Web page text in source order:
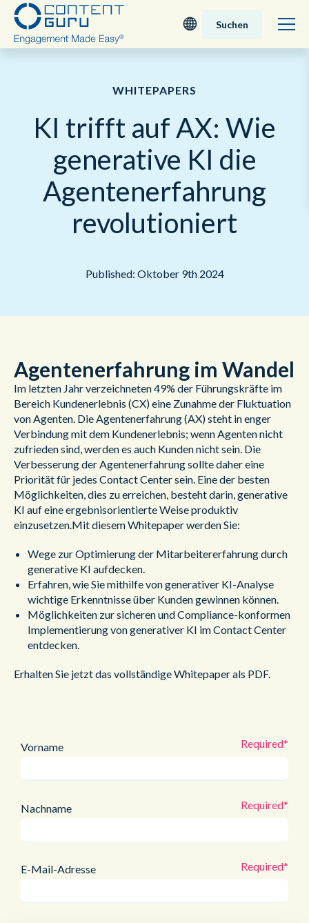
Nederlands
English - USA
Suchen
WHITEPAPERS
KI trifft auf AX: Wie
generative KI die
Agentenerfahrung
revolutioniert
Published: Oktober 9th 2024
Agentenerfahrung im Wandel
Im letzten Jahr verzeichneten 49% der Führungskräfte im
Bereich Kundenerlebnis (CX) eine Zunahme der Fluktuation
von Agenten. Die Agentenerfahrung (AX) steht in enger
Verbindung mit dem Kundenerlebnis; wenn Agenten nicht
zufrieden sind, werden es auch Kunden nicht sein. Die
Verbesserung der Agentenerfahrung sollte daher eine
Priorität für jedes Contact Center sein. Eine der besten
Möglichkeiten, dies zu erreichen, besteht darin, generative
KI auf eine ergebnisorientierte Weise produktiv
einzusetzen.Mit diesem Whitepaper werden Sie:
Wege zur Optimierung der Mitarbeitererfahrung durch
generative KI aufdecken.
Erfahren, wie Sie mithilfe von generativer KI-Analyse
wichtige Erkenntnisse über Kunden gewinnen können.
Möglichkeiten zur sicheren und Compliance-konformen
Implementierung von generativer KI im Contact Center
entdecken.
Erhalten Sie jetzt das vollständige Whitepaper als PDF.
Vorname
Nachname
E-Mail-Adresse